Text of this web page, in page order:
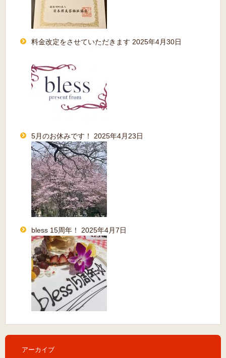
料金改定をさせていただきます 2025年4月30日
5月のお休みです！ 2025年4月23日
bless 15周年！ 2025年4月7日
アーカイブ